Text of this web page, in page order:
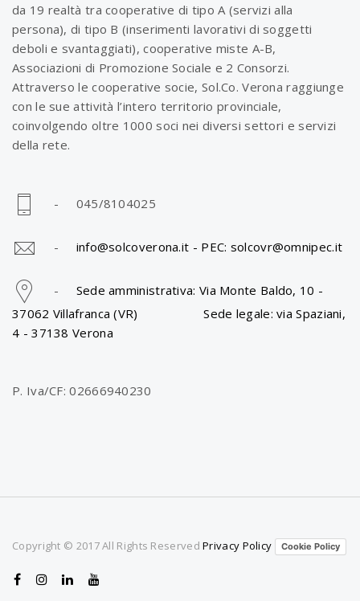
da 19 realtà tra cooperative di tipo A (servizi alla
persona), di tipo B (inserimenti lavorativi di soggetti
deboli e svantaggiati), cooperative miste A-B,
Associazioni di Promozione Sociale e 2 Consorzi.
Attraverso le cooperative socie, Sol.Co. Verona raggiunge
con le sue attività l’intero territorio provinciale,
coinvolgendo oltre 1000 soci nei diversi settori e servizi
della rete.
- 045/8104025
- info@solcoverona.it - PEC: solcovr@omnipec.it
- Sede amministrativa: Via Monte Baldo, 10 -
37062 Villafranca (VR) Sede legale: via Spaziani,
4 - 37138 Verona
P. Iva/CF: 02666940230
Copyright © 2017 All Rights ReservedPrivacy Policy Cookie Policy